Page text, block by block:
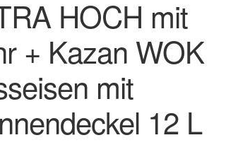
HOCH mit
+ Kazan WOK
mit
12 L